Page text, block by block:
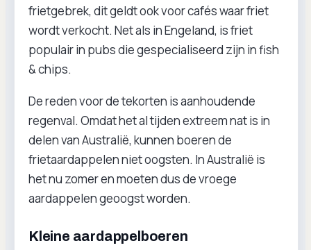
frietgebrek, dit geldt ook voor cafés waar friet
wordt verkocht. Net als in Engeland, is friet
populair in pubs die gespecialiseerd zijn in fish
& chips.
De reden voor de tekorten is aanhoudende
regenval. Omdat het al tijden extreem nat is in
delen van Australië, kunnen boeren de
frietaardappelen niet oogsten. In Australië is
het nu zomer en moeten dus de vroege
aardappelen geoogst worden.
Kleine aardappelboeren